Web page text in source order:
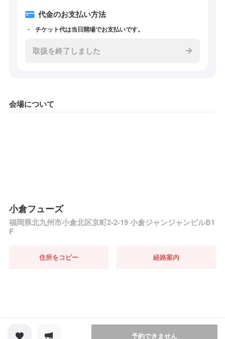
代金のお支払い方法
チケット代は当日開場でお支払いです。
取扱を終了しました
会場について
小倉フューズ
福岡県北九州市小倉北区京町2-2-19 小倉ジャンジャンビルB1
F
住所をコピー 経路案内
予約できません